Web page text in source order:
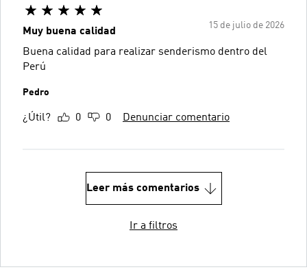
15 de julio de 2026
Muy buena calidad
Buena calidad para realizar senderismo dentro del
Perú
Pedro
¿Útil? 0 0 Denunciar comentario
Leer más comentarios
Ir a filtros